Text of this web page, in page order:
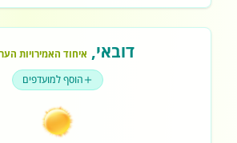
דובאי, איחוד האמירויות
הוסף למועדפים